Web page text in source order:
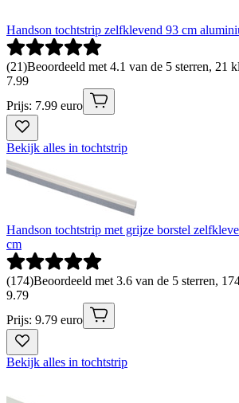
Handson tochtstrip zelfklevend 93 cm
(21)Beoordeeld met 4.1 van de 5 sterren, 21
7.99
Prijs: 7.99 euro
Bekijk alles in tochtstrip
Handson tochtstrip met grijze borstel
cm
(174)Beoordeeld met 3.6 van de 5 sterren,
9.79
Prijs: 9.79 euro
Bekijk alles in tochtstrip